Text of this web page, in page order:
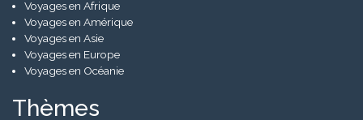
Voyages en Afrique
Voyages en Amérique
Voyages en Asie
Voyages en Europe
Voyages en Océanie
Thèmes